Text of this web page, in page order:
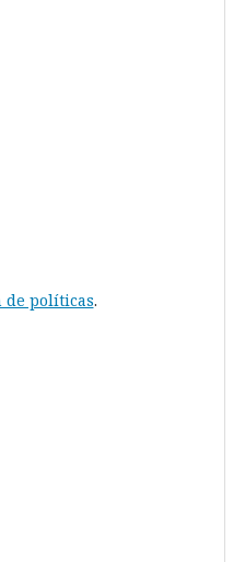
de políticas.